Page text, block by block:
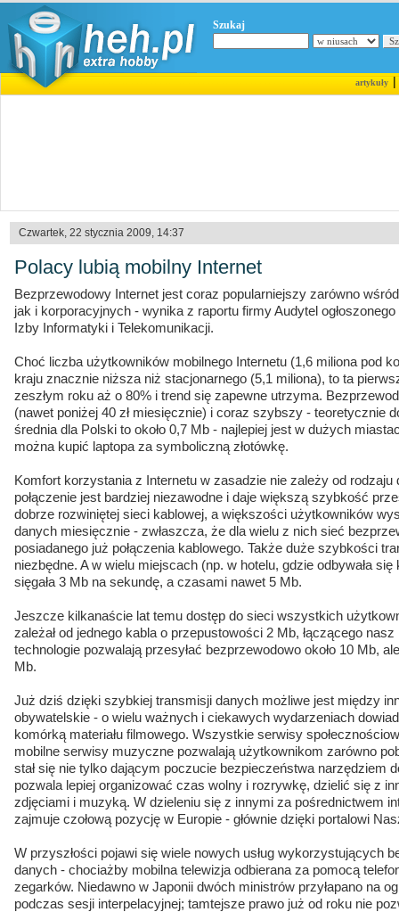
Szukaj
artykuły|
Czwartek, 22 stycznia 2009, 14:37
Polacy lubią mobilny Internet
Bezprzewodowy Internet jest coraz popularniejszy zarówno
jak i korporacyjnych - wynika z raportu firmy Audytel
Izby Informatyki i Telekomunikacji.
Choć liczba użytkowników mobilnego Internetu (1,6 miliona pod
kraju znacznie niższa niż stacjonarnego (5,1 miliona), to ta
zeszłym roku aż o 80% i trend się zapewne utrzyma.
(nawet poniżej 40 zł miesięcznie) i coraz szybszy - teoretycznie
średnia dla Polski to około 0,7 Mb - najlepiej jest w dużych
można kupić laptopa za symboliczną złotówkę.
Komfort korzystania z Internetu w zasadzie nie zależy od
połączenie jest bardziej niezawodne i daje większą szybkość
dobrze rozwiniętej sieci kablowej, a większości użytkowników
danych miesięcznie - zwłaszcza, że dla wielu z nich sieć
posiadanego już połączenia kablowego. Także duże szybkości
niezbędne. A w wielu miejscach (np. w hotelu, gdzie odbywała
sięgała 3 Mb na sekundę, a czasami nawet 5 Mb.
Jeszcze kilkanaście lat temu dostęp do sieci wszystkich
zależał od jednego kabla o przepustowości 2 Mb, łączącego
technologie pozwalają przesyłać bezprzewodowo około 10 Mb,
Mb.
Już dziś dzięki szybkiej transmisji danych możliwe jest między
obywatelskie - o wielu ważnych i ciekawych wydarzeniach
komórką materiału filmowego. Wszystkie serwisy
mobilne serwisy muzyczne pozwalają użytkownikom zarówno
stał się nie tylko dającym poczucie bezpieczeństwa narzędziem
pozwala lepiej organizować czas wolny i rozrywkę, dzielić się z
zdjęciami i muzyką. W dzieleniu się z innymi za pośrednictwem
zajmuje czołową pozycję w Europie - głównie dzięki portalowi
W przyszłości pojawi się wiele nowych usług wykorzystujących
danych - chociażby mobilna telewizja odbierana za pomocą
zegarków. Niedawno w Japonii dwóch ministrów przyłapano na
podczas sesji interpelacyjnej; tamtejsze prawo już od roku nie